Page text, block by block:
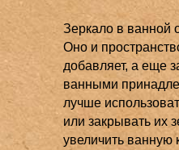
Зеркало в ванной
Оно и
добавляет, а еще
ванными
лучше
или закрывать их
увеличить ванную